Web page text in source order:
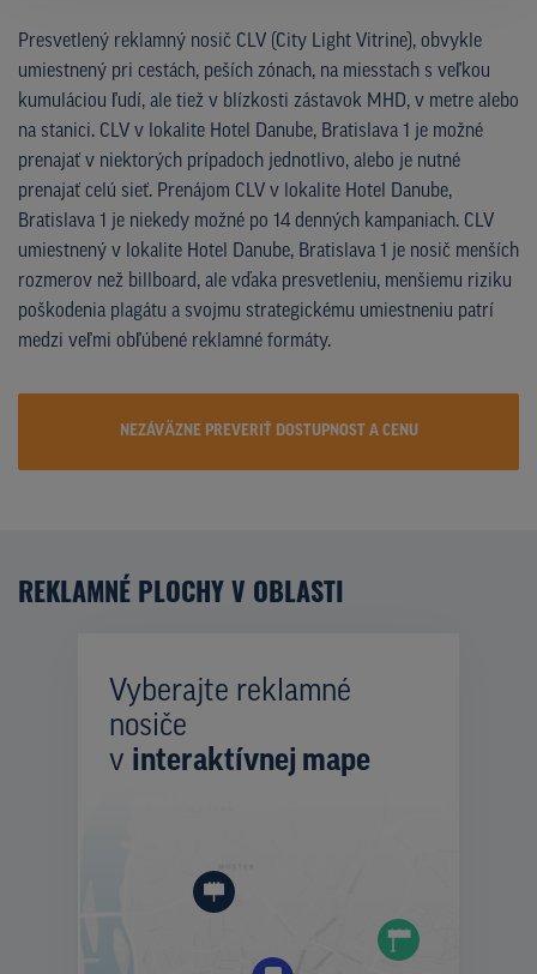
Presvetlený reklamný nosič CLV (City Light Vitrine), obvykle
umiestnený pri cestách, peších zónach, na miesstach s veľkou
kumuláciou ľudí, ale tiež v blízkosti zástavok MHD, v metre alebo
na stanici. CLV v lokalite Hotel Danube, Bratislava 1 je možné
prenajať v niektorých prípadoch jednotlivo, alebo je nutné
prenajať celú sieť. Prenájom CLV v lokalite Hotel Danube,
Bratislava 1 je niekedy možné po 14 denných kampaniach. CLV
umiestnený v lokalite Hotel Danube, Bratislava 1 je nosič menších
rozmerov než billboard, ale vďaka presvetleniu, menšiemu riziku
poškodenia plagátu a svojmu strategickému umiestneniu patrí
medzi veľmi obľúbené reklamné formáty.
NEZÁVÄZNE PREVERIŤ DOSTUPNOST A CENU
REKLAMNÉ PLOCHY V OBLASTI
Vyberajte reklamné
nosiče
v interaktívnej mape